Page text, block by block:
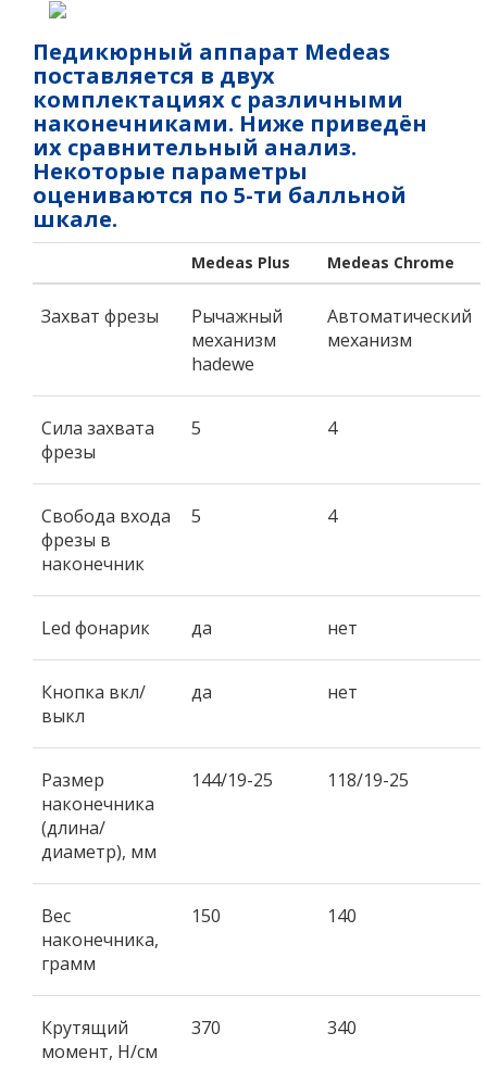
Педикюрный аппарат Medeas
поставляется в двух
комплектациях с различными
наконечниками. Ниже приведён
их сравнительный анализ.
Некоторые параметры
оцениваются по 5-ти балльной
шкале.
Medeas Plus Medeas Chrome
Захват фрезы
Рычажный
механизм
hadewe
Автоматический
механизм
Сила захвата
фрезы
5 4
Свобода входа
фрезы в
наконечник
5 4
Led фонарик да нет
Кнопка вкл/
выкл
да нет
Размер
наконечника
(длина/
диаметр), мм
144/19-25 118/19-25
Вес
наконечника,
грамм
150 140
Крутящий
момент, Н/см
370 340